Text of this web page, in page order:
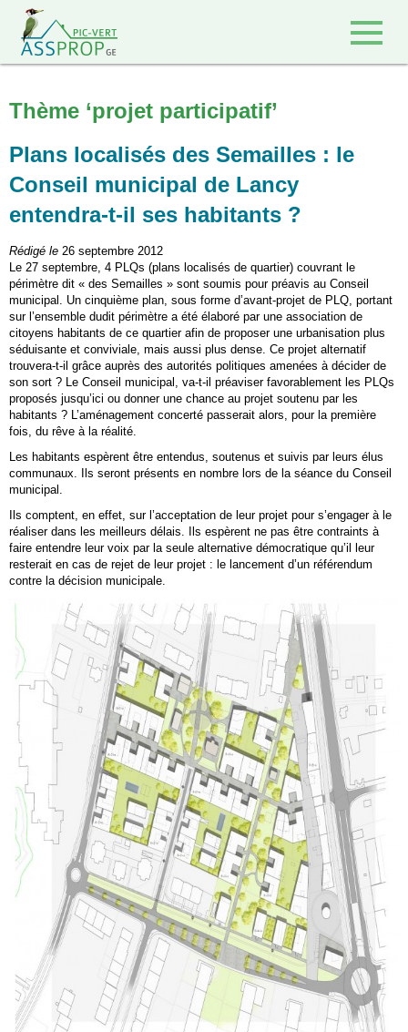
Thème ‘projet participatif’
Plans localisés des Semailles : le
Conseil municipal de Lancy
entendra-t-il ses habitants ?
Rédigé le 26 septembre 2012
Le 27 septembre, 4 PLQs (plans localisés de quartier) couvrant le
périmètre dit « des Semailles » sont soumis pour préavis au Conseil
municipal. Un cinquième plan, sous forme d’avant-projet de PLQ, portant
sur l’ensemble dudit périmètre a été élaboré par une association de
citoyens habitants de ce quartier afin de proposer une urbanisation plus
séduisante et conviviale, mais aussi plus dense. Ce projet alternatif
trouvera-t-il grâce auprès des autorités politiques amenées à décider de
son sort ? Le Conseil municipal, va-t-il préaviser favorablement les PLQs
proposés jusqu’ici ou donner une chance au projet soutenu par les
habitants ? L’aménagement concerté passerait alors, pour la première
fois, du rêve à la réalité.
Les habitants espèrent être entendus, soutenus et suivis par leurs élus
communaux. Ils seront présents en nombre lors de la séance du Conseil
municipal.
Ils comptent, en effet, sur l’acceptation de leur projet pour s’engager à le
réaliser dans les meilleurs délais. Ils espèrent ne pas être contraints à
faire entendre leur voix par la seule alternative démocratique qu’il leur
resterait en cas de rejet de leur projet : le lancement d’un référendum
contre la décision municipale.